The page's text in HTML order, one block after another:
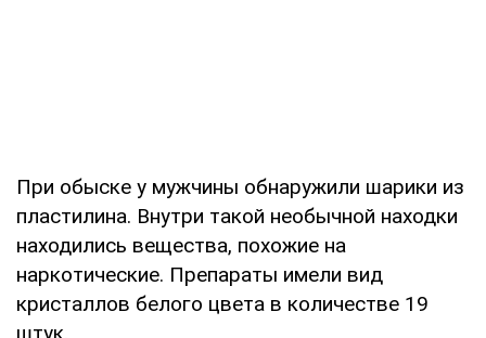
При обыске у мужчины обнаружили шарики из
пластилина. Внутри такой необычной находки
находились вещества, похожие на
наркотические. Препараты имели вид
кристаллов белого цвета в количестве 19
штук.